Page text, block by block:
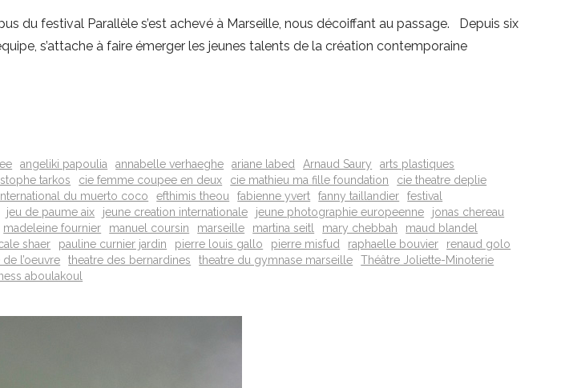
du festival Parallèle s’est achevé à Marseille, nous décoiffant au passage. Depuis six
s’attache à faire émerger les jeunes talents de la création contemporaine
angeliki papoulia annabelle verhaeghe ariane labed Arnaud Saury
arts plastiques
tarkos cie femme coupee en deux cie mathieu ma fille foundation
cie theatre deplie
du muerto coco efthimis theou fabienne yvert fanny taillandier
festival
jeu de paume aix jeune creation internationale jeune photographie europeenne
jonas chereau
madeleine fournier manuel coursin marseille martina seitl mary chebbah
maud blandel
shaer pauline curnier jardin pierre louis gallo pierre misfud raphaelle bouvier
renaud golo
l’oeuvre theatre des bernardines theatre du gymnase marseille
Théâtre Joliette-Minoterie
aboulakoul